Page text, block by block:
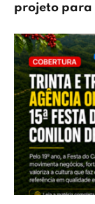
projeto para